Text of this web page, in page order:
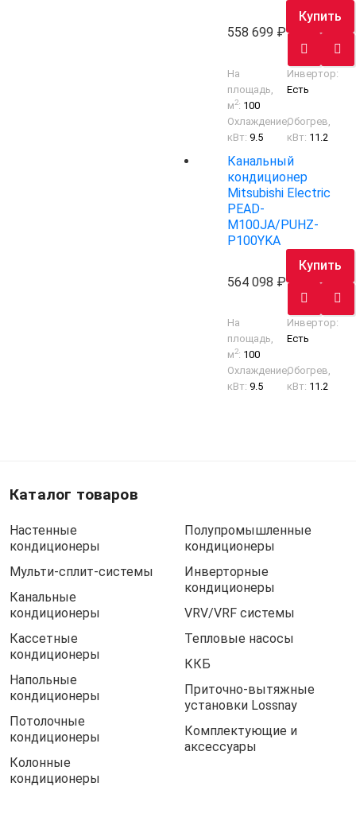
558 699
Купить
На
площадь,
м2: 100
Инвертор:
Есть
Охлаждение,
кВт:9.5
Обогрев,
кВт: 11.2
Канальный
кондиционер
Mitsubishi Electric
PEAD-
M100JA/PUHZ-
P100YKA
564 098
Купить
На
площадь,
м2: 100
Инвертор:
Есть
Охлаждение,
кВт:9.5
Обогрев,
кВт: 11.2
Каталог товаров
Настенные
кондиционеры
Мульти-сплит-системы
Канальные
кондиционеры
Кассетные
кондиционеры
Напольные
кондиционеры
Потолочные
кондиционеры
Колонные
кондиционеры
Полупромышленные
кондиционеры
Инверторные
кондиционеры
VRV/VRF системы
Тепловые насосы
ККБ
Приточно-вытяжные
установки Lossnay
Комплектующие и
аксессуары